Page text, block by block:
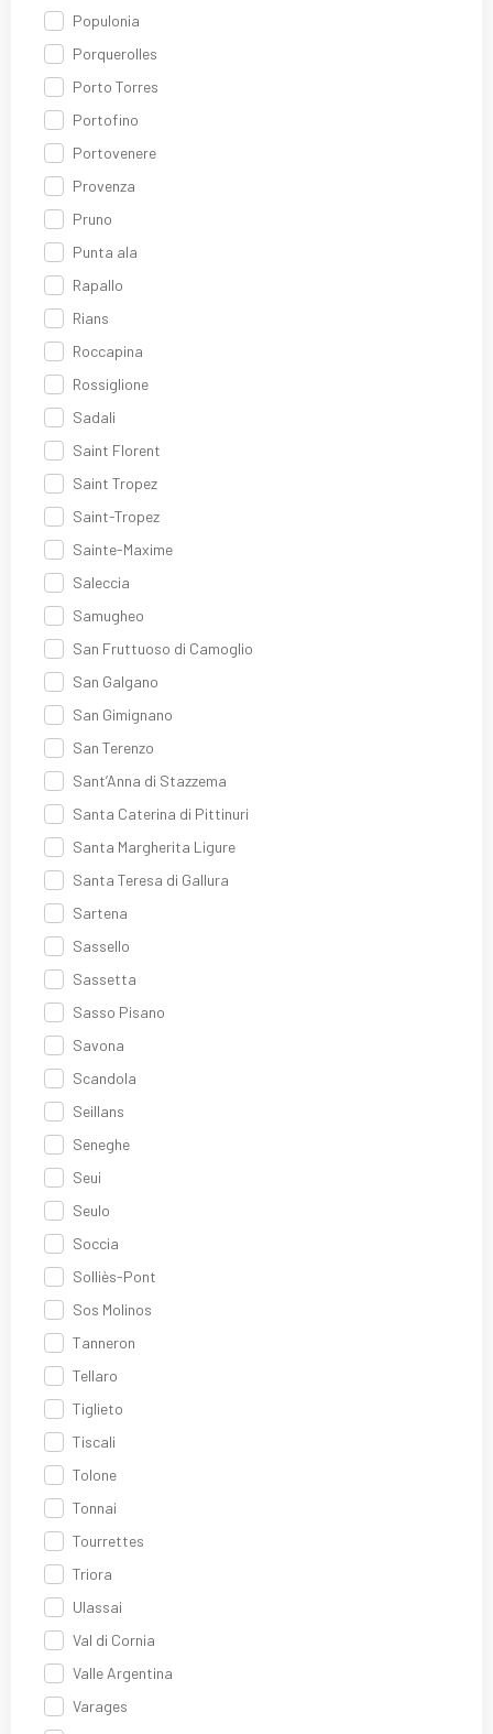
Populonia
Porquerolles
Porto Torres
Portofino
Portovenere
Provenza
Pruno
Punta ala
Rapallo
Rians
Roccapina
Rossiglione
Sadali
Saint Florent
Saint Tropez
Saint-Tropez
Sainte-Maxime
Saleccia
Samugheo
San Fruttuoso di Camoglio
San Galgano
San Gimignano
San Terenzo
Sant’Anna di Stazzema
Santa Caterina di Pittinuri
Santa Margherita Ligure
Santa Teresa di Gallura
Sartena
Sassello
Sassetta
Sasso Pisano
Savona
Scandola
Seillans
Seneghe
Seui
Seulo
Soccia
Solliès-Pont
Sos Molinos
Tanneron
Tellaro
Tiglieto
Tiscali
Tolone
Tonnai
Tourrettes
Triora
Ulassai
Val di Cornia
Valle Argentina
Varages